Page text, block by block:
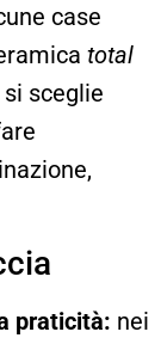
case
total
sceglie
praticità: nei